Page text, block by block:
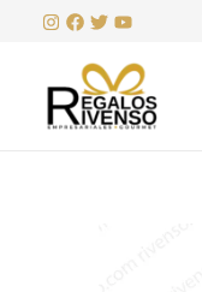
contenido